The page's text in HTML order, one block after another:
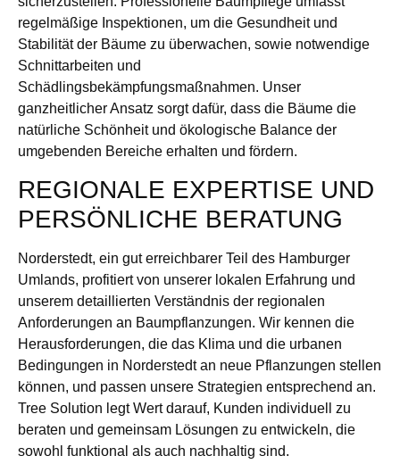
regelmäßige Inspektionen, um die Gesundheit und
Stabilität der Bäume zu überwachen, sowie notwendige
Schnittarbeiten und
Schädlingsbekämpfungsmaßnahmen. Unser
ganzheitlicher Ansatz sorgt dafür, dass die Bäume die
natürliche Schönheit und ökologische Balance der
umgebenden Bereiche erhalten und fördern.
REGIONALE EXPERTISE UND
PERSÖNLICHE BERATUNG
Norderstedt, ein gut erreichbarer Teil des Hamburger
Umlands, profitiert von unserer lokalen Erfahrung und
unserem detaillierten Verständnis der regionalen
Anforderungen an Baumpflanzungen. Wir kennen die
Herausforderungen, die das Klima und die urbanen
Bedingungen in Norderstedt an neue Pflanzungen stellen
können, und passen unsere Strategien entsprechend an.
Tree Solution legt Wert darauf, Kunden individuell zu
beraten und gemeinsam Lösungen zu entwickeln, die
sowohl funktional als auch nachhaltig sind.